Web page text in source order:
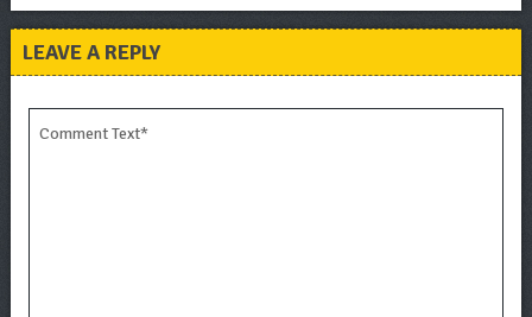
LEAVE A REPLY